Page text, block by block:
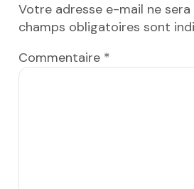
Votre adresse e-mail ne sera
champs obligatoires sont
Commentaire *